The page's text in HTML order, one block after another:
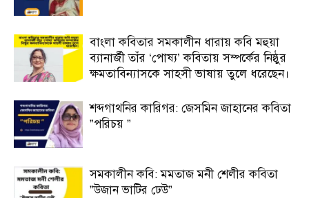
বাংলা কবিতার সমকালীন ধারায় কবি মহুয়া
ব্যানার্জী তাঁর ‘পোষ্য’ কবিতায় সম্পর্কের নিষ্ঠুর
ক্ষমতাবিন্যাসকে সাহসী ভাষায় তুলে ধরেছেন।
শব্দগাথনির কারিগর: জেসমিন জাহানের কবিতা
”পরিচয় ”
সমকালীন কবি: মমতাজ মনী শেলীর কবিতা
”উজান ভাটির ঢেউ”